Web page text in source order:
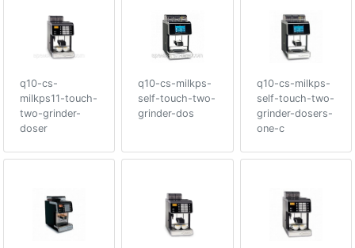
q10-cs-
milkps11-touch-
two-grinder-
doser
q10-cs-milkps-
self-touch-two-
grinder-dos
q10-cs-milkps-
self-touch-two-
grinder-dosers-
one-c